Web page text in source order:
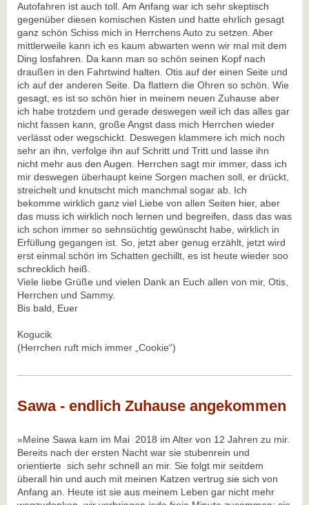
Autofahren ist auch toll. Am Anfang war ich sehr skeptisch
gegenüber diesen komischen Kisten und hatte ehrlich gesagt
ganz schön Schiss mich in Herrchens Auto zu setzen. Aber
mittlerweile kann ich es kaum abwarten wenn wir mal mit dem
Ding losfahren. Da kann man so schön seinen Kopf nach
draußen in den Fahrtwind halten. Otis auf der einen Seite und
ich auf der anderen Seite. Da flattern die Ohren so schön. Wie
gesagt, es ist so schön hier in meinem neuen Zuhause aber
ich habe trotzdem und gerade deswegen weil ich das alles gar
nicht fassen kann, große Angst dass mich Herrchen wieder
verlässt oder wegschickt. Deswegen klammere ich mich noch
sehr an ihn, verfolge ihn auf Schritt und Tritt und lasse ihn
nicht mehr aus den Augen. Herrchen sagt mir immer, dass ich
mir deswegen überhaupt keine Sorgen machen soll, er drückt,
streichelt und knutscht mich manchmal sogar ab. Ich
bekomme wirklich ganz viel Liebe von allen Seiten hier, aber
das muss ich wirklich noch lernen und begreifen, dass das was
ich schon immer so sehnsüchtig gewünscht habe, wirklich in
Erfüllung gegangen ist. So, jetzt aber genug erzählt, jetzt wird
erst einmal schön im Schatten gechillt, es ist heute wieder soo
schrecklich heiß.
Viele liebe Grüße und vielen Dank an Euch allen von mir, Otis,
Herrchen und Sammy.
Bis bald, Euer
Kogucik
(Herrchen ruft mich immer „Cookie“)
Sawa - endlich Zuhause angekommen
»Meine Sawa kam im Mai 2018 im Alter von 12 Jahren zu mir.
Bereits nach der ersten Nacht war sie stubenrein und
orientierte sich sehr schnell an mir. Sie folgt mir seitdem
überall hin und auch mit meinen Katzen vertrug sie sich von
Anfang an. Heute ist sie aus meinem Leben gar nicht mehr